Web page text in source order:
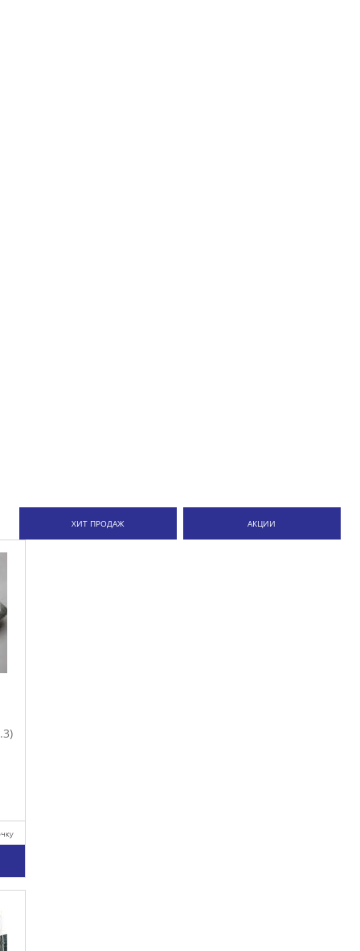
ХИТ ПРОДАЖ АКЦИИ